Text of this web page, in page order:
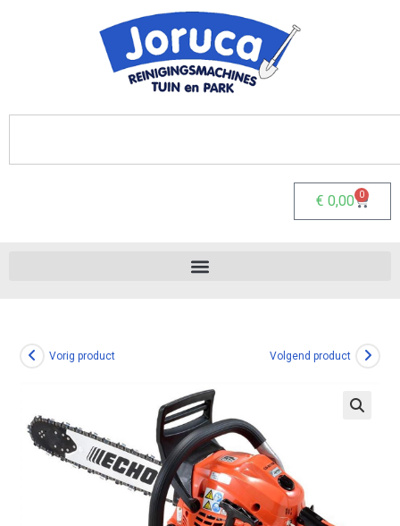
€ 0,00 0
Vorig product Volgend product